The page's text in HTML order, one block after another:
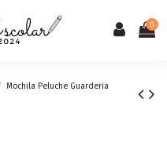
0
Mochila Peluche Guarderia